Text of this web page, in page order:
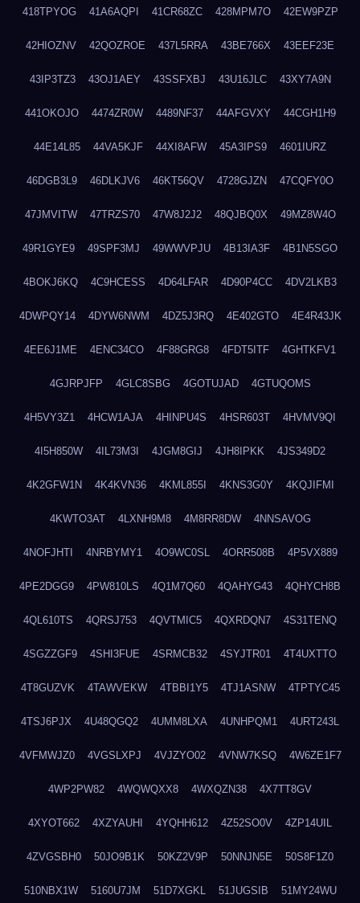
418TPYOG 41A6AQPI 41CR68ZC 428MPM7O 42EW9PZP
42HIOZNV 42QOZROE 437L5RRA 43BE766X 43EEF23E
43IP3TZ3 43OJ1AEY 43SSFXBJ 43U16JLC 43XY7A9N
441OKOJO 4474ZR0W 4489NF37 44AFGVXY 44CGH1H9
44E14L85 44VA5KJF 44XI8AFW 45A3IPS9 4601IURZ
46DGB3L9 46DLKJV6 46KT56QV 4728GJZN 47CQFY0O
47JMVITW 47TRZS70 47W8J2J2 48QJBQ0X 49MZ8W4O
49R1GYE9 49SPF3MJ 49WWVPJU 4B13IA3F 4B1N5SGO
4BOKJ6KQ 4C9HCESS 4D64LFAR 4D90P4CC 4DV2LKB3
4DWPQY14 4DYW6NWM 4DZ5J3RQ 4E402GTO 4E4R43JK
4EE6J1ME 4ENC34CO 4F88GRG8 4FDT5ITF 4GHTKFV1
4GJRPJFP 4GLC8SBG 4GOTUJAD 4GTUQOMS
4H5VY3Z1 4HCW1AJA 4HINPU4S 4HSR603T 4HVMV9QI
4I5H850W 4IL73M3I 4JGM8GIJ 4JH8IPKK 4JS349D2
4K2GFW1N 4K4KVN36 4KML855I 4KNS3G0Y 4KQJIFMI
4KWTO3AT 4LXNH9M8 4M8RR8DW 4NNSAVOG
4NOFJHTI 4NRBYMY1 4O9WC0SL 4ORR508B 4P5VX889
4PE2DGG9 4PW810LS 4Q1M7Q60 4QAHYG43 4QHYCH8B
4QL610TS 4QRSJ753 4QVTMIC5 4QXRDQN7 4S31TENQ
4SGZZGF9 4SHI3FUE 4SRMCB32 4SYJTR01 4T4UXTTO
4T8GUZVK 4TAWVEKW 4TBBI1Y5 4TJ1ASNW 4TPTYC45
4TSJ6PJX 4U48QGQ2 4UMM8LXA 4UNHPQM1 4URT243L
4VFMWJZ0 4VGSLXPJ 4VJZYO02 4VNW7KSQ 4W6ZE1F7
4WP2PW82 4WQWQXX8 4WXQZN38 4X7TT8GV
4XYOT662 4XZYAUHI 4YQHH612 4Z52SO0V 4ZP14UIL
4ZVGSBH0 50JO9B1K 50KZ2V9P 50NNJN5E 50S8F1Z0
510NBX1W 5160U7JM 51D7XGKL 51JUGSIB 51MY24WU